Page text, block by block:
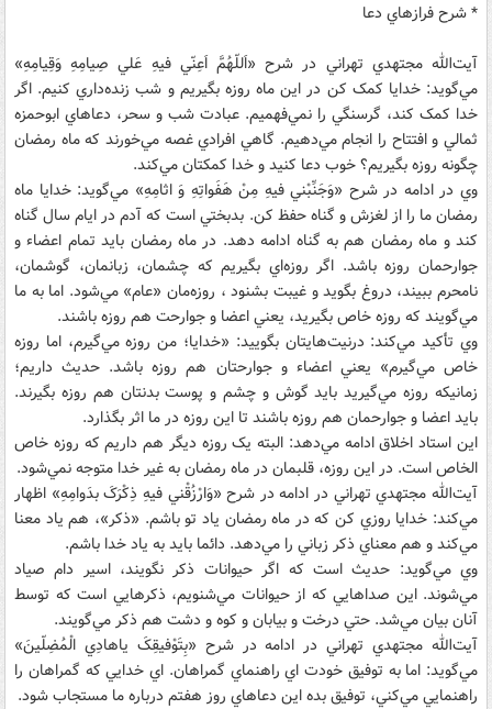
* شرح فرازهاي دعا
آيت‌الله مجتهدي تهراني در شرح «اَللّهُمَّ اَعِنّي فيهِ عَلي صِيامِهِ وَقِيامِهِ»
مي‌گويد: خدايا کمک کن در اين ماه روزه بگيريم و شب زنده‌داري کنيم. اگر
خدا کمک کند، گرسنگي را نمي‌فهميم. عبادت شب و سحر، دعاهاي ابوحمزه
ثمالي و افتتاح را انجام مي‌دهيم. گاهي افرادي غصه مي‌خورند که ماه رمضان
چگونه روزه بگيريم؟ خوب دعا کنيد و خدا کمکتان مي‌کند.
وي در ادامه در شرح «وَجَنِّبْني فيهِ مِنْ هَفَواتِهِ وَ اثامِهِ» مي‌گويد: خدايا ماه
رمضان ما را از لغزش و گناه حفظ کن. بدبختي است که آدم در ايام سال گناه
کند و ماه رمضان هم به گناه ادامه دهد. در ماه رمضان بايد تمام اعضاء و
جوارحمان روزه باشد. اگر روزه‌اي بگيريم که چشمان، زبانمان، گوشمان،
نامحرم ببيند، دروغ بگويد و غيبت بشنود ، روزه‌مان «عام» مي‌شود. اما به ما
مي‌گويند که روزه خاص بگيريد، يعني اعضا و جوارحت هم روزه باشند.
وي تأکيد مي‌کند: درنيت‌هايتان بگوييد: «خدايا؛ من روزه مي‌گيرم، اما روزه
خاص مي‌گيرم» يعني اعضاء و جوارحتان هم روزه باشد. حديث داريم؛
زمانيکه روزه مي‌گيريد بايد گوش و چشم و پوست بدنتان هم روزه بگيرند.
بايد اعضا و جوارحمان هم روزه باشند تا اين روزه در ما اثر بگذارد.
اين استاد اخلاق ادامه مي‌دهد: البته يک روزه ديگر هم داريم که روزه خاص
الخاص است. در اين روزه، قلبمان در ماه رمضان به غير خدا متوجه نمي‌شود.
آيت‌الله مجتهدي تهراني در ادامه در شرح «وَارْزُقْني فيهِ ذِکْرَکَ بدَوامِهِ» اظهار
مي‌کند: خدايا روزي کن که در ماه رمضان ياد تو باشم. «ذکر»، هم ياد معنا
مي‌کند و هم معناي ذکر زباني را مي‌دهد. دائما بايد به ياد خدا باشم.
وي مي‌گويد: حديث است که اگر حيوانات ذکر نگويند، اسير دام صياد
مي‌شوند. اين صداهايي که از حيوانات مي‌شنويم، ذکرهايي است که توسط
آنان بيان مي‌شد. حتي درخت و بيابان و کوه و دشت هم ذکر مي‌گويند.
آيت‌الله مجتهدي تهراني در ادامه در شرح «بِتَوْفيقِکَ يا‌هادِي الْمُضِلّينَ»
مي‌گويد: اما به توفيق خودت اي راهنماي گمراهان. اي خدايي که گمراهان را
راهنمايي مي‌کني، توفيق بده اين دعاهاي روز هفتم درباره ما مستجاب شود.